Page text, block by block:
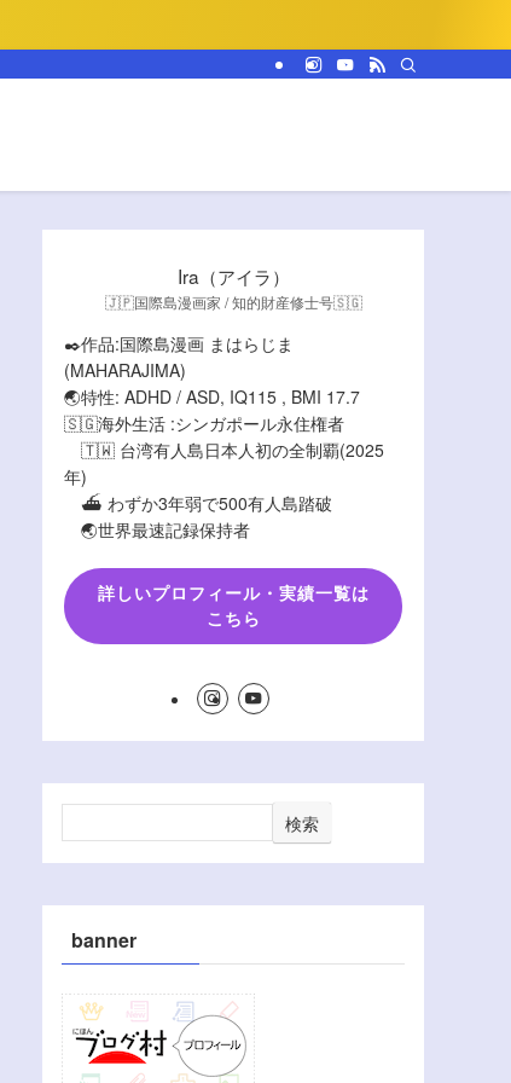
Ira（アイラ）
🇯🇵国際島漫画家 / 知的財産修士号🇸🇬
✒️作品:国際島漫画 まはらじま
(MAHARAJIMA)
🌏特性: ADHD / ASD, IQ115 , BMI 17.7
🇸🇬海外生活 :シンガポール永住権者
🇹🇼 台湾有人島日本人初の全制覇(2025
年)
⛴️ わずか3年弱で500有人島踏破
🌏世界最速記録保持者
詳しいプロフィール・実績一覧は
こちら
検索
banner